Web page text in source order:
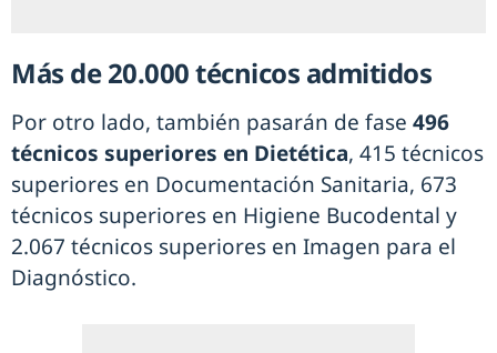
Más de 20.000 técnicos admitidos
Por otro lado, también pasarán de fase 496
técnicos superiores en Dietética, 415 técnicos
superiores en Documentación Sanitaria, 673
técnicos superiores en Higiene Bucodental y
2.067 técnicos superiores en Imagen para el
Diagnóstico.